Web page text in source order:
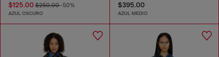
$125.00 $250.00-50%
AZUL OSCURO
$395.00
AZUL MEDIO